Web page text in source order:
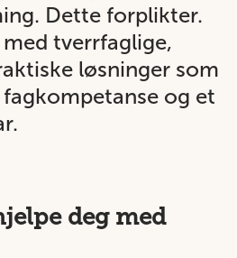
Dette forplikter.
tverrfaglige,
løsninger som
og et
deg med